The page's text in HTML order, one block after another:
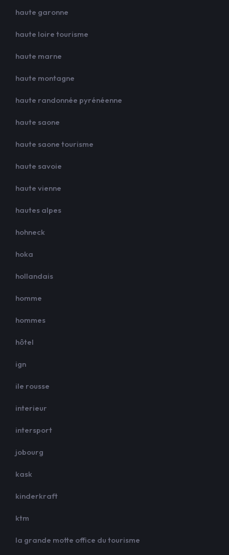
haute garonne
haute loire tourisme
haute marne
haute montagne
haute randonnée pyrénéenne
haute saone
haute saone tourisme
haute savoie
haute vienne
hautes alpes
hohneck
hoka
hollandais
homme
hommes
hôtel
ign
ile rousse
interieur
intersport
jobourg
kask
kinderkraft
ktm
la grande motte office du tourisme